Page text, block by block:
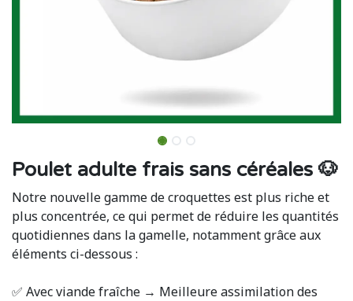
Poulet adulte frais sans céréales 🐶
Notre nouvelle gamme de croquettes est plus riche et
plus concentrée, ce qui permet de réduire les quantités
quotidiennes dans la gamelle, notamment grâce aux
éléments ci-dessous :
✅ Avec viande fraîche → Meilleure assimilation des